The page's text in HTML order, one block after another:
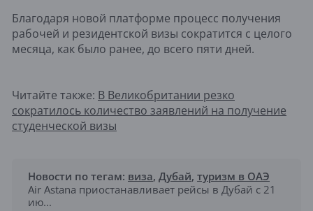
Благодаря новой платформе процесс получения
рабочей и резидентской визы сократится с целого
месяца, как было ранее, до всего пяти дней.
Читайте также: В Великобритании резко
сократилось количество заявлений на получение
студенческой визы
Новости по тегам: виза, Дубай, туризм в ОАЭ
Air Astana приостанавливает рейсы в Дубай с 21
ию...